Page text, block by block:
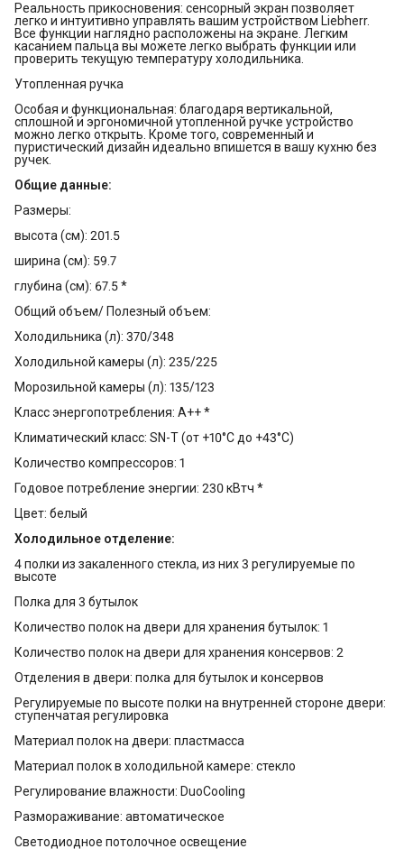
Реальность прикосновения: сенсорный экран позволяет
легко и интуитивно управлять вашим устройством Liebherr.
Все функции наглядно расположены на экране. Легким
касанием пальца вы можете легко выбрать функции или
проверить текущую температуру холодильника.
Утопленная ручка
Особая и функциональная: благодаря вертикальной,
сплошной и эргономичной утопленной ручке устройство
можно легко открыть. Кроме того, современный и
пуристический дизайн идеально впишется в вашу кухню без
ручек.
Общие данные:
Размеры:
высота (см): 201.5
ширина (см): 59.7
глубина (см): 67.5 *
Общий объем/ Полезный объем:
Холодильника (л): 370/348
Холодильной камеры (л): 235/225
Морозильной камеры (л): 135/123
Класс энергопотребления: A++ *
Климатический класс: SN-T (от +10°С до +43°С)
Количество компрессоров: 1
Годовое потребление энергии: 230 кВтч *
Цвет: белый
Холодильное отделение:
4 полки из закаленного стекла, из них 3 регулируемые по
высоте
Полка для 3 бутылок
Количество полок на двери для хранения бутылок: 1
Количество полок на двери для хранения консервов: 2
Отделения в двери: полка для бутылок и консервов
Регулируемые по высоте полки на внутренней стороне двери:
ступенчатая регулировка
Материал полок на двери: пластмасса
Материал полок в холодильной камере: стекло
Регулирование влажности: DuoCooling
Размораживание: автоматическое
Светодиодное потолочное освещение